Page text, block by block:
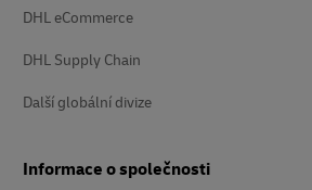
DHL eCommerce
DHL Supply Chain
Další globální divize
Informace o společnosti